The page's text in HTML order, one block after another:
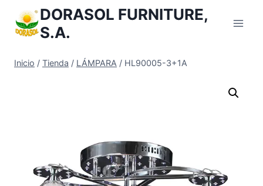
Contenido
DORASOL FURNITURE,
S.A.
Inicio / Tienda / LÁMPARA / HL90005-3+1A